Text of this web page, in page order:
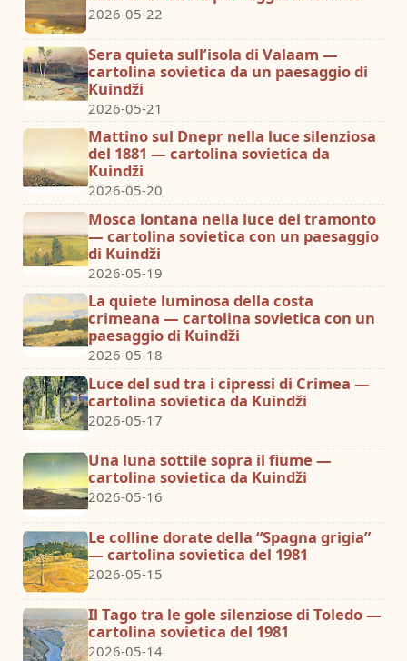
2026-05-22
Sera quieta sull’isola di Valaam —
cartolina sovietica da un paesaggio di
Kuindži
2026-05-21
Mattino sul Dnepr nella luce silenziosa
del 1881 — cartolina sovietica da
Kuindži
2026-05-20
Mosca lontana nella luce del tramonto
— cartolina sovietica con un paesaggio
di Kuindži
2026-05-19
La quiete luminosa della costa
crimeana — cartolina sovietica con un
paesaggio di Kuindži
2026-05-18
Luce del sud tra i cipressi di Crimea —
cartolina sovietica da Kuindži
2026-05-17
Una luna sottile sopra il fiume —
cartolina sovietica da Kuindži
2026-05-16
Le colline dorate della “Spagna grigia”
— cartolina sovietica del 1981
2026-05-15
Il Tago tra le gole silenziose di Toledo —
cartolina sovietica del 1981
2026-05-14